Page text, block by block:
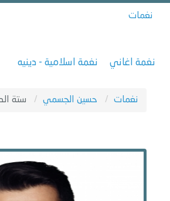
نغمات
نغمة اغاني نغمة اسلامية - دينيه
نغمات حسين الجسمي ستة